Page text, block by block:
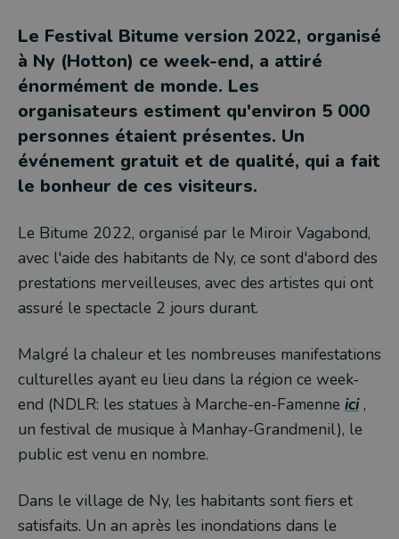
Le Festival Bitume version 2022, organisé
à Ny (Hotton) ce week-end, a attiré
énormément de monde. Les
organisateurs estiment qu'environ 5 000
personnes étaient présentes. Un
événement gratuit et de qualité, qui a fait
le bonheur de ces visiteurs.
Le Bitume 2022, organisé par le Miroir Vagabond,
avec l'aide des habitants de Ny, ce sont d'abord des
prestations merveilleuses, avec des artistes qui ont
assuré le spectacle 2 jours durant.
Malgré la chaleur et les nombreuses manifestations
culturelles ayant eu lieu dans la région ce week-
end (NDLR: les statues à Marche-en-Famenne ici,
un festival de musique à Manhay-Grandmenil), le
public est venu en nombre.
Dans le village de Ny, les habitants sont fiers et
satisfaits. Un an après les inondations dans le